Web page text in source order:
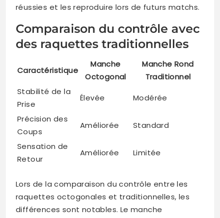
réussies et les reproduire lors de futurs matchs.
Comparaison du contrôle avec
des raquettes traditionnelles
Caractéristique
Manche
Octogonal
Manche Rond
Traditionnel
Stabilité de la
Prise
Élevée Modérée
Précision des
Coups
Améliorée Standard
Sensation de
Retour
Améliorée Limitée
Lors de la comparaison du contrôle entre les
raquettes octogonales et traditionnelles, les
différences sont notables. Le manche